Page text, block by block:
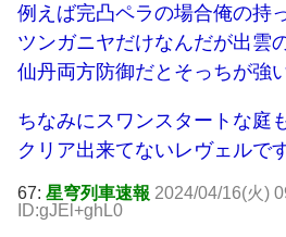
例えば完凸ペラの場合俺の持
ツンガニヤだけなんだが出雲
仙丹両方防御だとそっちが強
ちなみにスワンスタートな庭
クリア出来てないレヴェルで
67: 星穹列車速報 2024/04/16(火)
ID:gJEl+ghL0